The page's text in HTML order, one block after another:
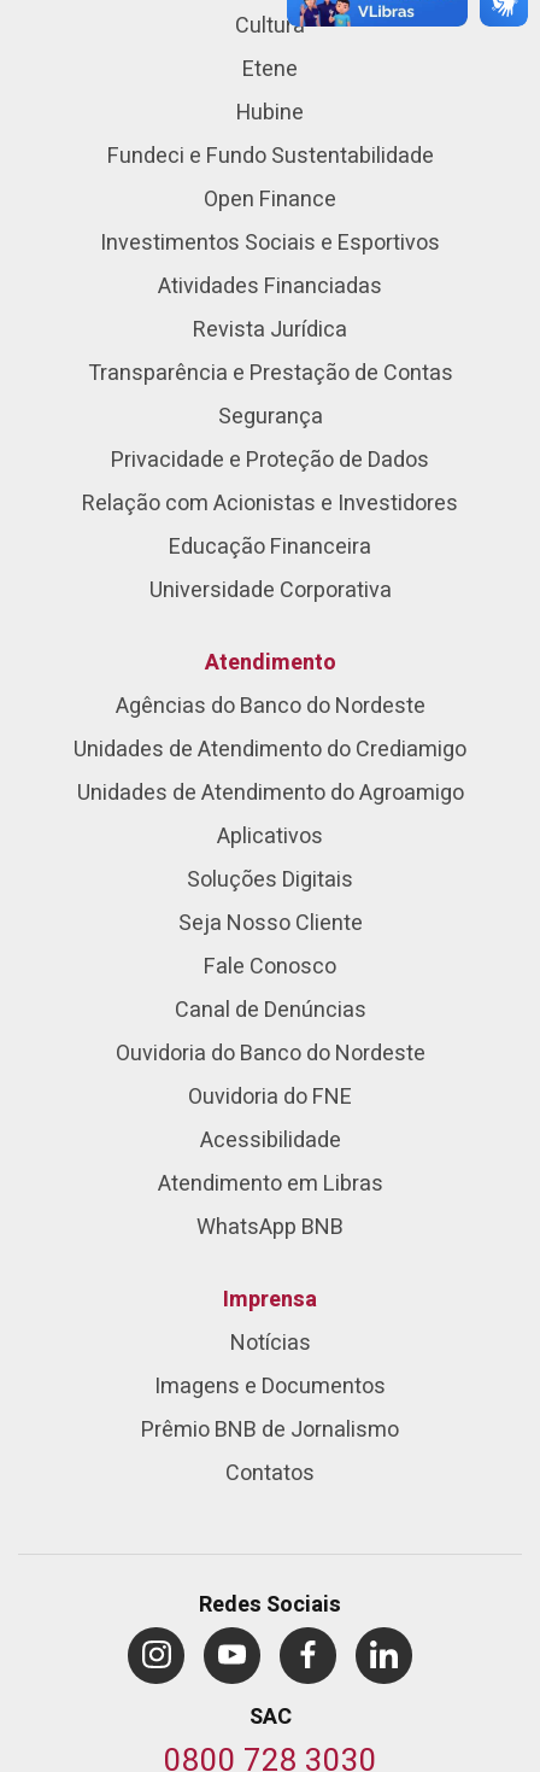
Cultura
Etene
Hubine
Fundeci e Fundo Sustentabilidade
Open Finance
Investimentos Sociais e Esportivos
Atividades Financiadas
Revista Jurídica
Transparência e Prestação de Contas
Segurança
Privacidade e Proteção de Dados
Relação com Acionistas e Investidores
Educação Financeira
Universidade Corporativa
Atendimento
Agências do Banco do Nordeste
Unidades de Atendimento do Crediamigo
Unidades de Atendimento do Agroamigo
Aplicativos
Soluções Digitais
Seja Nosso Cliente
Fale Conosco
Canal de Denúncias
Ouvidoria do Banco do Nordeste
Ouvidoria do FNE
Acessibilidade
Atendimento em Libras
WhatsApp BNB
Imprensa
Notícias
Imagens e Documentos
Prêmio BNB de Jornalismo
Contatos
Redes Sociais
SAC
0800 728 3030